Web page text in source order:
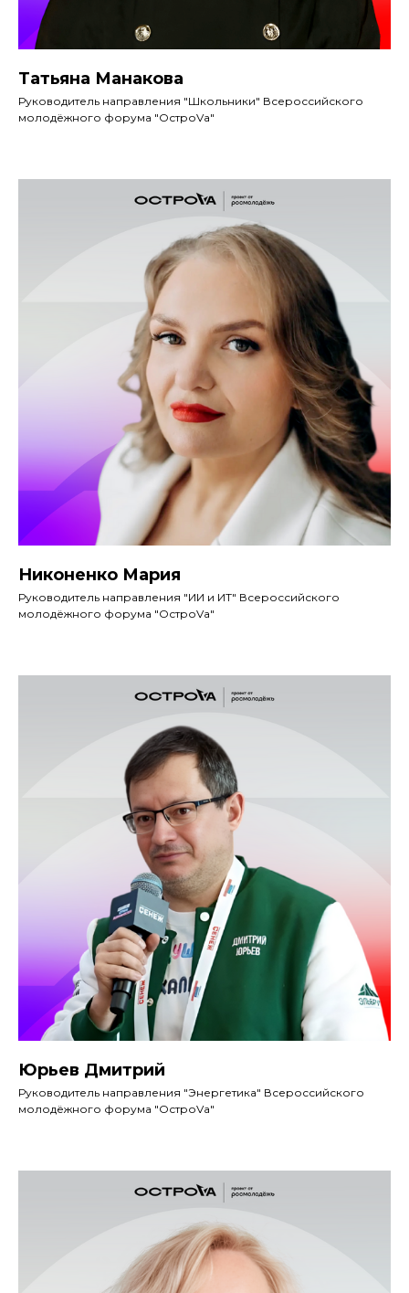
Татьяна Манакова
Руководитель направления "Школьники" Всероссийского
молодёжного форума "ОстроVа"
Никоненко Мария
Руководитель направления "ИИ и ИТ" Всероссийского
молодёжного форума "ОстроVа"
Юрьев Дмитрий
Руководитель направления "Энергетика" Всероссийского
молодёжного форума "ОстроVа"